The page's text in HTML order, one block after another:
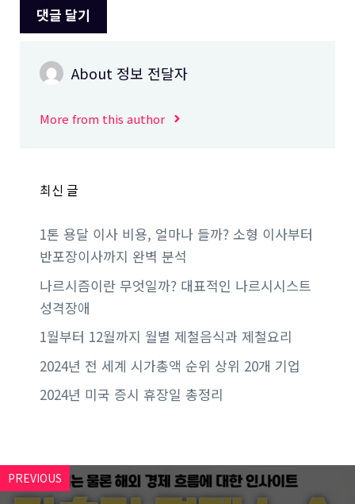
About 정보 전달자
More from this author
최신 글
1톤 용달 이사 비용, 얼마나 들까? 소형 이사부터
반포장이사까지 완벽 분석
나르시즘이란 무엇일까? 대표적인 나르시시스트
성격장애
1월부터 12월까지 월별 제철음식과 제철요리
2024년 전 세계 시가총액 순위 상위 20개 기업
2024년 미국 증시 휴장일 총정리
PREVIOUS